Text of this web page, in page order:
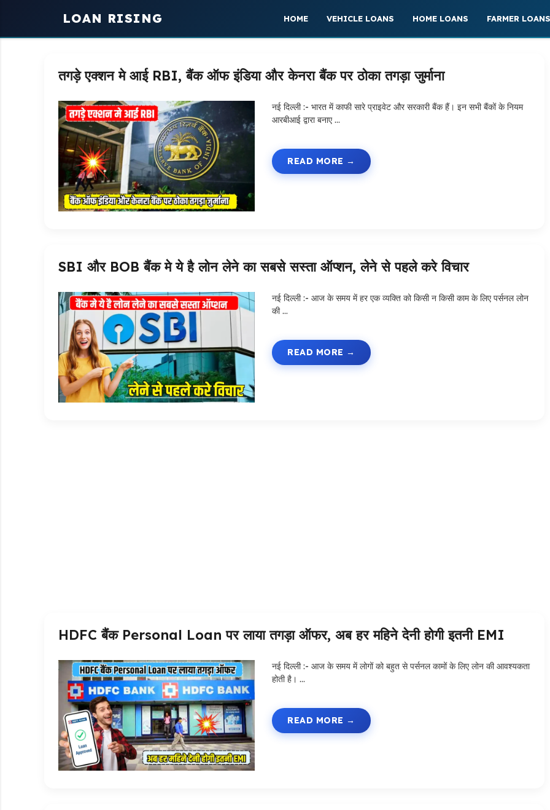
LOAN RISING HOME VEHICLE LOANS HOME LOANS FARMER LOANS
तगड़े एक्शन मे आई RBI, बैंक ऑफ इंडिया और केनरा बैंक पर ठोका तगड़ा जुर्माना
नई दिल्ली :- भारत में काफी सारे प्राइवेट और सरकारी बैंक हैं। इन सभी बैंकों के नियम
आरबीआई द्वारा बनाए …
READ MORE
SBI और BOB बैंक मे ये है लोन लेने का सबसे सस्ता ऑप्शन, लेने से पहले करे विचार
नई दिल्ली :- आज के समय में हर एक व्यक्ति को किसी न किसी काम के लिए पर्सनल लोन
की …
READ MORE
HDFC बैंक Personal Loan पर लाया तगड़ा ऑफर, अब हर महिने देनी होगी इतनी EMI
नई दिल्ली :- आज के समय में लोगों को बहुत से पर्सनल कामों के लिए लोन की आवश्यकता
होती है। …
READ MORE